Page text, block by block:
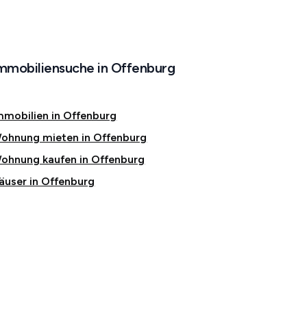
in Offenburg
in Offenburg
mieten in Offenburg
kaufen in Offenburg
in Offenburg